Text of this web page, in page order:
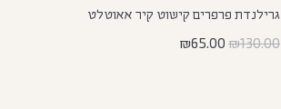
גרילנדת פרפרים קישוט קיר אאוטלט
₪130.00
₪65.00